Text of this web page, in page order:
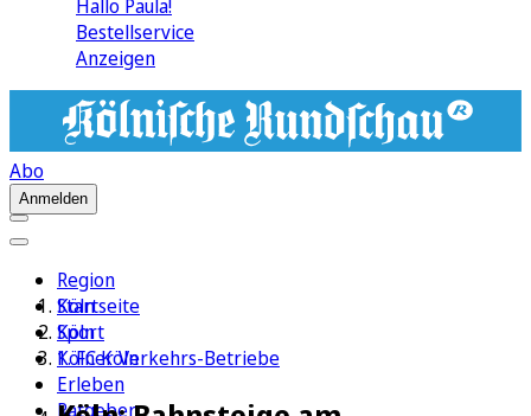
Hallo Paula!
Bestellservice
Anzeigen
Abo
Anmelden
Region
Köln
Sport
1. FC Köln
Erleben
Ratgeber
Startseite
Köln
Kölner Verkehrs-Betriebe